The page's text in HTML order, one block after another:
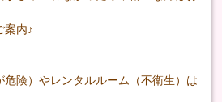
案内♪
危険）やレンタルルーム（不衛生）は